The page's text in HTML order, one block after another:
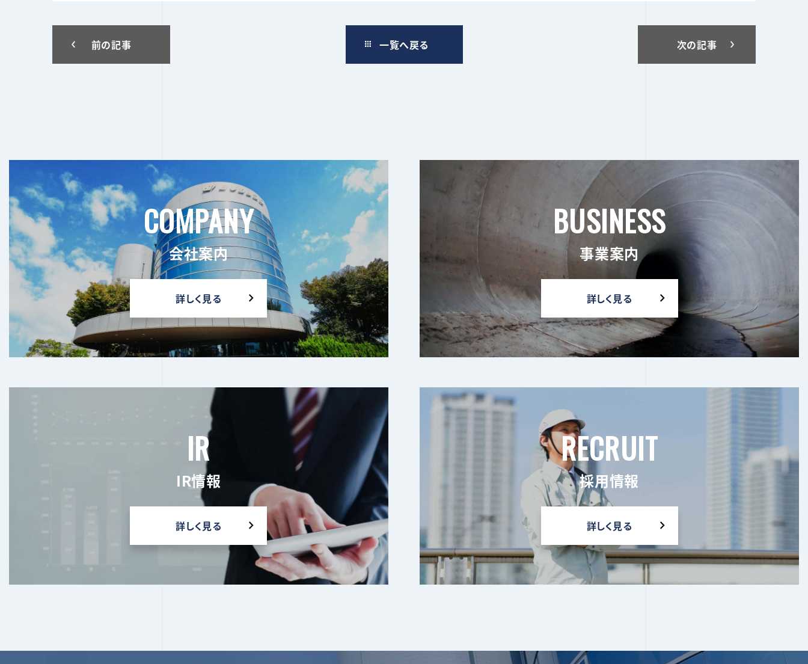
シ
ョ
ン
前の記事 一覧へ戻る 次の記事
COMPANY
会社案内
詳しく見る
BUSINESS
事業案内
詳しく見る
IR
IR情報
詳しく見る
RECRUIT
採用情報
詳しく見る